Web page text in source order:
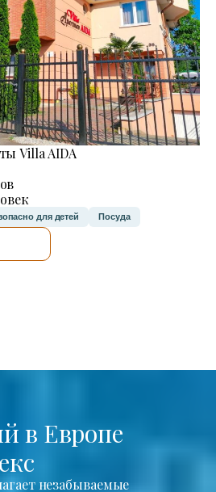
Villa AIDA
для детей Посуда
в Европе
незабываемые